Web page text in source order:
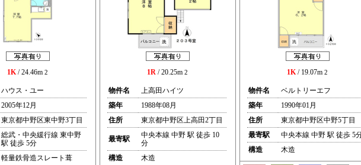
1K/ 24.46m 2
ハウス・ユー
2005年12月
東京都中野区東中野3丁目
総武・中央緩行線 東中野
駅 徒歩 5分
軽量鉄骨造スレート葺
1R / 20.25m 2
物件名
上高田ハイツ
築年
1988年08月
住所
東京都中野区上高田2丁目
最寄駅
中央本線 中野 駅 徒歩 10
分
構造
木造
1K/ 19.07m 2
物件名
ベルトリーエフ
築年
1990年01月
住所
東京都中野区中野5丁目
最寄駅
中央本線 中野 駅 徒歩 5
構造
木造